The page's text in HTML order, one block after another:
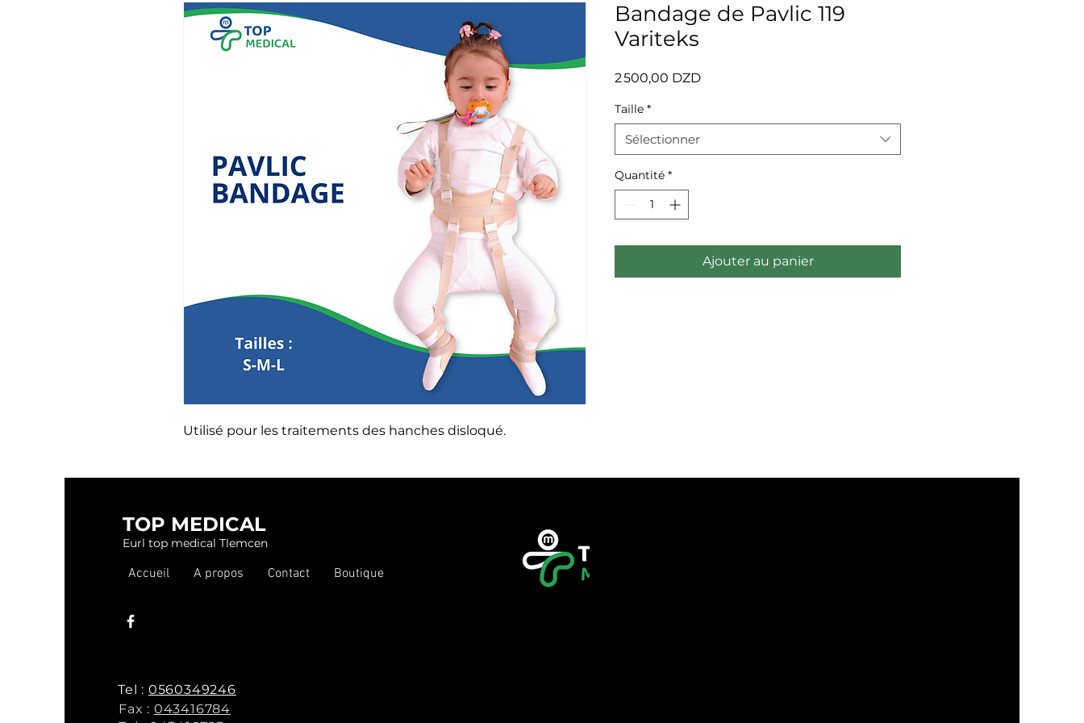
Utilisé pour les traitements des hanches disloqué.
Bandage de Pavlic 119
Variteks
2 500,00 DZDPrix
Taille *
Sélectionner
Quantité *
Ajouter au panier
TOP MEDICAL
Eurl top medical Tlemcen
Accueil A propos Contact Boutique
Tel : 0560349246
Fax : 043416784